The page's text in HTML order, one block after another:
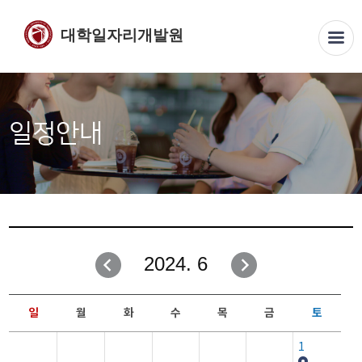
대학일자리개발원
일정안내
2024. 6
일 월 화 수 목 금 토
1